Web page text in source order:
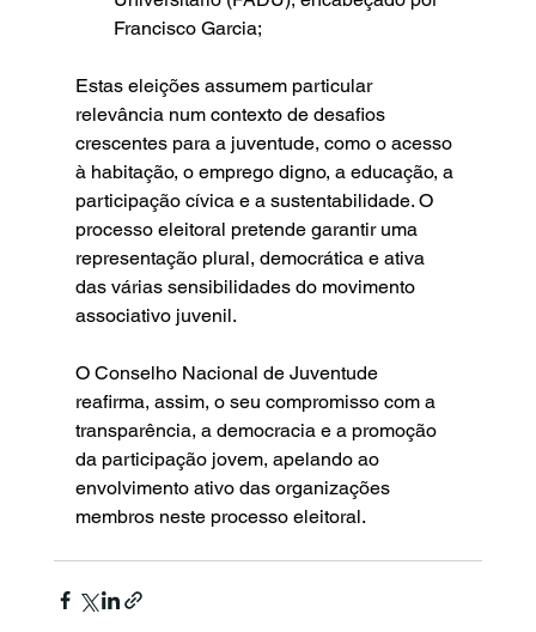
Francisco Garcia;
Estas eleições assumem particular
relevância num contexto de desafios
crescentes para a juventude, como o acesso
à habitação, o emprego digno, a educação, a
participação cívica e a sustentabilidade. O
processo eleitoral pretende garantir uma
representação plural, democrática e ativa
das várias sensibilidades do movimento
associativo juvenil.
O Conselho Nacional de Juventude
reafirma, assim, o seu compromisso com a
transparência, a democracia e a promoção
da participação jovem, apelando ao
envolvimento ativo das organizações
membros neste processo eleitoral.